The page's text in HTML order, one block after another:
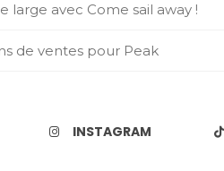
large avec Come sail away !
de ventes pour Peak
INSTAGRAM